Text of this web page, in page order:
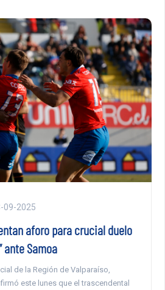
09-2025
aforo para crucial duelo
ante Samoa
de la Región de Valparaíso,
este lunes que el trascendental